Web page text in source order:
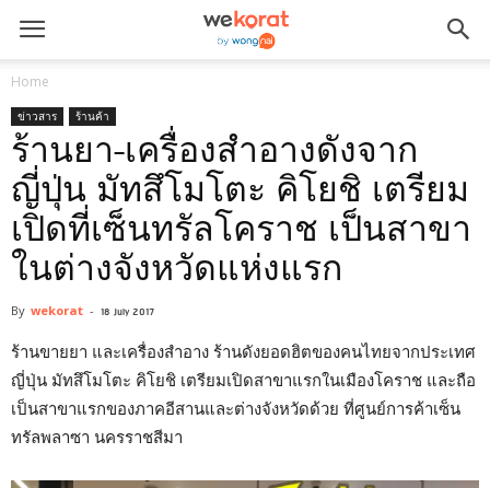
Home
ข่าวสาร ร้านค้า
ร้านยา-เครื่องสำอางดังจาก
ญี่ปุ่น มัทสึโมโตะ คิโยชิ เตรียม
เปิดที่เซ็นทรัลโคราช เป็นสาขา
ในต่างจังหวัดแห่งแรก
By wekorat - 18 July 2017
ร้านขายยา และเครื่องสำอาง ร้านดังยอดฮิตของคนไทยจากประเทศ
ญี่ปุ่น มัทสึโมโตะ คิโยชิ เตรียมเปิดสาขาแรกในเมืองโคราช และถือ
เป็นสาขาแรกของภาคอีสานและต่างจังหวัดด้วย ที่ศูนย์การค้าเซ็น
ทรัลพลาซา นครราชสีมา